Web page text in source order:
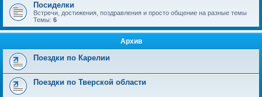
Посиделки
Встречи, достижения, поздравления и просто общение на разные темы
Темы: 6
Архив
Поездки по Карелии
Поездки по Тверской области